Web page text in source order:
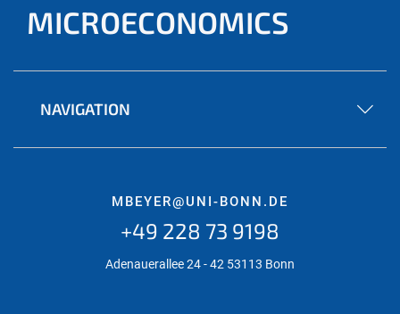
MICROECONOMICS
NAVIGATION
MBEYER@UNI-BONN.DE
+49 228 73 9198
Adenauerallee 24 - 42 53113 Bonn